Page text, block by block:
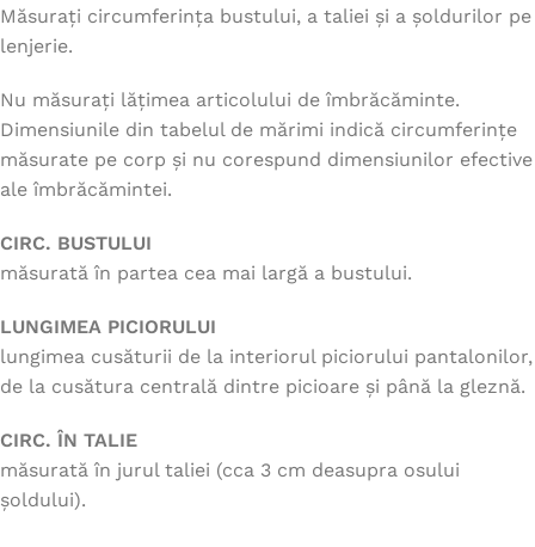
Măsurați circumferința bustului, a taliei și a șoldurilor pe
lenjerie.
Nu măsurați lățimea articolului de îmbrăcăminte.
Dimensiunile din tabelul de mărimi indică circumferințe
măsurate pe corp și nu corespund dimensiunilor efective
ale îmbrăcămintei.
CIRC. BUSTULUI
măsurată în partea cea mai largă a bustului.
LUNGIMEA PICIORULUI
lungimea cusăturii de la interiorul piciorului pantalonilor,
de la cusătura centrală dintre picioare și până la gleznă.
CIRC. ÎN TALIE
măsurată în jurul taliei (cca 3 cm deasupra osului
șoldului).